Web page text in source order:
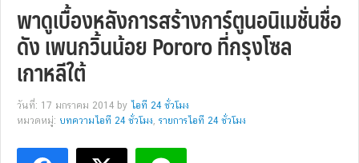
พาดูเบื้องหลังการสร้างการ์ตูนอนิเมชั่นชื่อ
ดัง เพนกวิ้นน้อย Pororo ที่กรุงโซล
เกาหลีใต้
วันที่: 17 มกราคม 2014 by ไอที 24 ชั่วโมง
หมวดหมู่: บทความไอที 24 ชั่วโมง, รายการไอที 24 ชั่วโมง